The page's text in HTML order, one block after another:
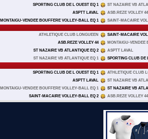
SPORTING CLUB DE L OUEST EQ 1
ST NAZAIRE VB
ASPTT LAVAL
ASB.REZE VOLLEY 44
MONTAIGU-VENDEE BOUFFERE VOLLEY-BALL EQ 1
SAINT-MACAIRE
ATHLETIQUE CLUB LONGUEEN
SAINT-MACAIRE
ASB.REZE VOLLEY 44
MONTAIGU-VENDEE
ST NAZAIRE VB ATLANTIQUE EQ 2
ASPTT LAVAL
ST NAZAIRE VB ATLANTIQUE EQ 1
SPORTING CLUB DE
SPORTING CLUB DE L OUEST EQ 1
ATHLETIQUE CLUB
ASPTT LAVAL
ST NAZAIRE VB
MONTAIGU-VENDEE BOUFFERE VOLLEY-BALL EQ 1
ST NAZAIRE VB
SAINT-MACAIRE VOLLEY-BALL EQ 2 ASB.REZE VOLLEY 44